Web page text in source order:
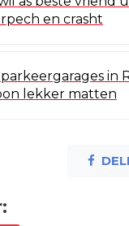
en crasht
in
lekker matten